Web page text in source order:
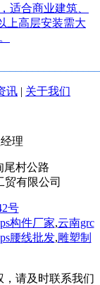
适合商业建筑、
上高层安装需大
讯 关于我们
理
尾村公路
贸有限公司
号
构件厂家,云南grc
腰线批发,雕塑制
请及时联系我们